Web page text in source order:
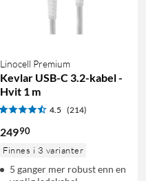
Linocell Premium
Kevlar USB-C 3.2-kabel -
Hvit 1 m
4.5 (214)
24990
Finnes i 3 varianter
5 ganger mer robust enn en